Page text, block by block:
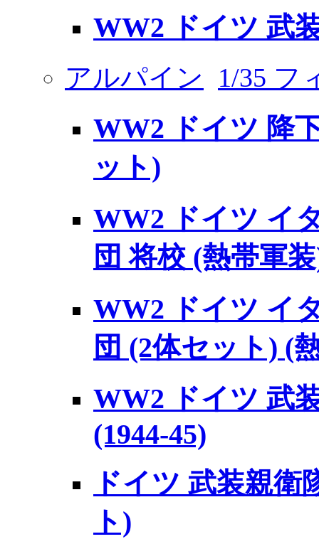
WW2 ドイツ 武
アルパイン 1/35 フ
WW2 ドイツ 降
ット)
WW2 ドイツ イ
団 将校 (熱帯軍
WW2 ドイツ イ
団 (2体セット) (
WW2 ドイツ 武
(1944-45)
ドイツ 武装親
ト)